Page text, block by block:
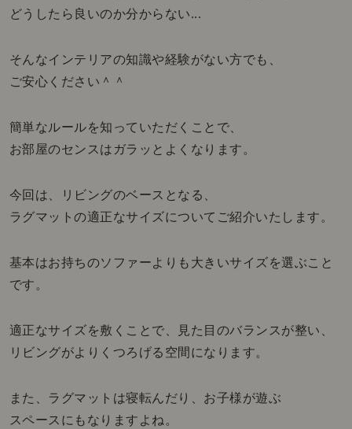
どうしたら良いのか分からない...
そんなインテリアの知識や経験がない方でも、
ご安心ください＾＾
簡単なルールを知っていただくことで、
お部屋のセンスはガラッとよくなります。
今回は、リビングのベースとなる、
ラグマットの適正なサイズについてご紹介いたします。
基本はお持ちのソファーよりも大きいサイズを選ぶこと
です。
適正なサイズを敷くことで、見た目のバランスが整い、
リビングがよりくつろげる空間になります。
また、ラグマットは寝転んだり、お子様が遊ぶ
スペースにもなりますよね。